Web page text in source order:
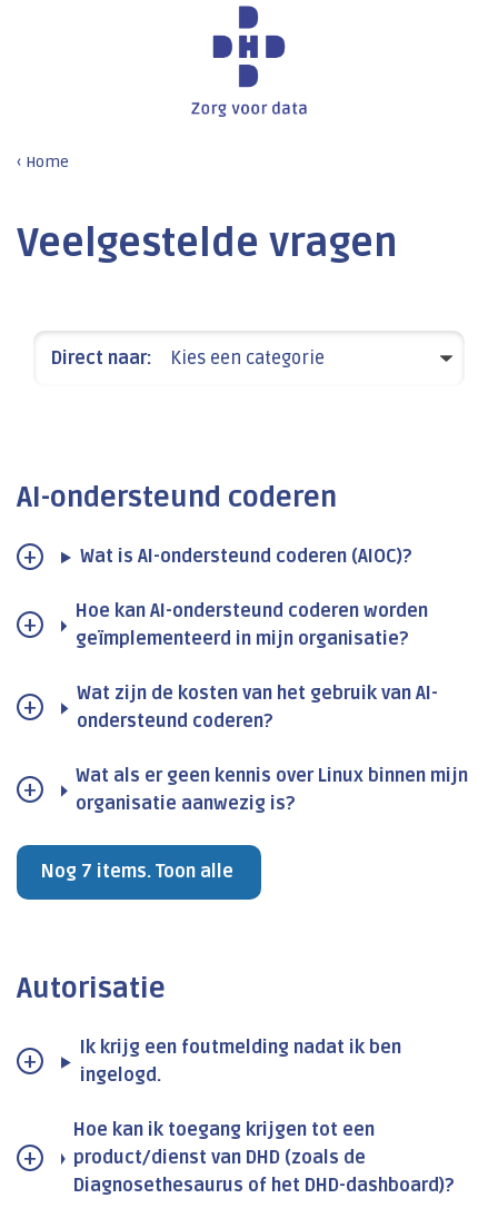
Home
Veelgestelde vragen
Direct naar: Kies een categorie
AI-ondersteund coderen
Wat is AI-ondersteund coderen (AIOC)?
Hoe kan AI-ondersteund coderen worden
geïmplementeerd in mijn organisatie?
Wat zijn de kosten van het gebruik van AI-
ondersteund coderen?
Wat als er geen kennis over Linux binnen mijn
organisatie aanwezig is?
Nog 7 items. Toon alle
Autorisatie
Ik krijg een foutmelding nadat ik ben
ingelogd.
Hoe kan ik toegang krijgen tot een
product/dienst van DHD (zoals de
Diagnosethesaurus of het DHD-dashboard)?